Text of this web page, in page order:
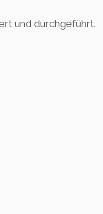
und durchgeführt.